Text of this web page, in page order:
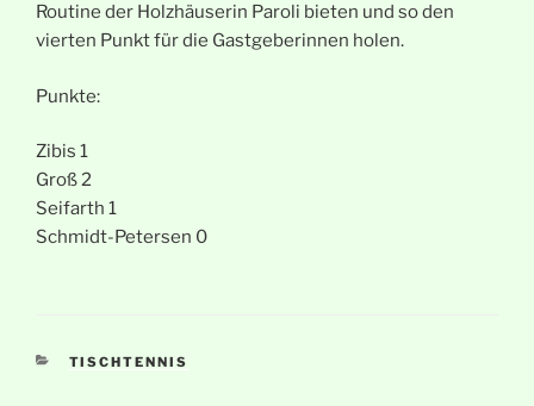
Routine der Holzhäuserin Paroli bieten und so den
vierten Punkt für die Gastgeberinnen holen.
Punkte:
Zibis 1
Groß 2
Seifarth 1
Schmidt-Petersen 0
KATEGORIEN
TISCHTENNIS